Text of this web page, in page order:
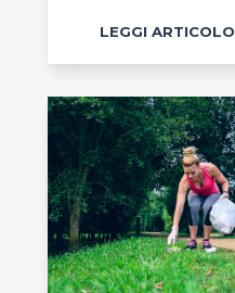
LEGGI ARTICOLO